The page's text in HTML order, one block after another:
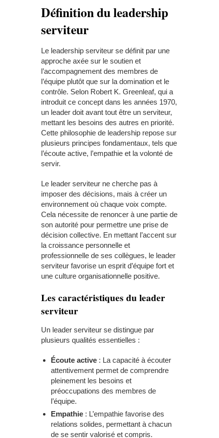
Définition du leadership
serviteur
Le leadership serviteur se définit par une
approche axée sur le soutien et
l’accompagnement des membres de
l’équipe plutôt que sur la domination et le
contrôle. Selon Robert K. Greenleaf, qui a
introduit ce concept dans les années 1970,
un leader doit avant tout être un serviteur,
mettant les besoins des autres en priorité.
Cette philosophie de leadership repose sur
plusieurs principes fondamentaux, tels que
l’écoute active, l’empathie et la volonté de
servir.
Le leader serviteur ne cherche pas à
imposer des décisions, mais à créer un
environnement où chaque voix compte.
Cela nécessite de renoncer à une partie de
son autorité pour permettre une prise de
décision collective. En mettant l’accent sur
la croissance personnelle et
professionnelle de ses collègues, le leader
serviteur favorise un esprit d’équipe fort et
une culture organisationnelle positive.
Les caractéristiques du leader
serviteur
Un leader serviteur se distingue par
plusieurs qualités essentielles :
Écoute active : La capacité à écouter
attentivement permet de comprendre
pleinement les besoins et
préoccupations des membres de
l’équipe.
Empathie : L’empathie favorise des
relations solides, permettant à chacun
de se sentir valorisé et compris.